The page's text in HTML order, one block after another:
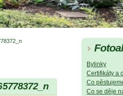
Bylinky
Certifikáty a
Co
Co se děje